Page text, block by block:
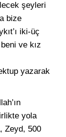
şeyleri
bize
iki-üç
ve kız
yazarak
yola
Zeyd, 500